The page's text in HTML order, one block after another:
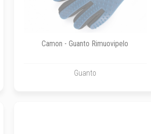
Camon - Guanto Rimuovipelo
Guanto